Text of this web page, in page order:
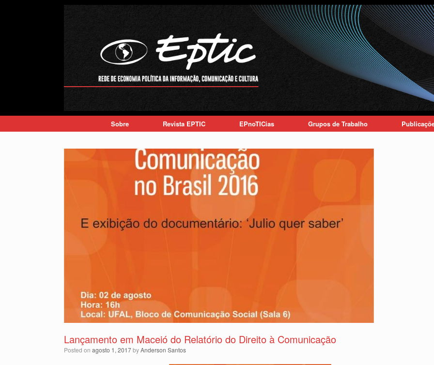
Sobre Revista EPTIC EPnoTICias Grupos de Trabalho
Lançamento em Maceió do Relatório do Direito à Comunicação
Posted on agosto 1, 2017byAnderson Santos